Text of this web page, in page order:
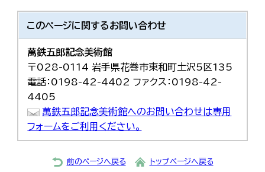
このページに関するお問い合わせ
萬鉄五郎記念美術館
〒028-0114 岩手県花巻市東和町土沢5区135
電話：0198-42-4402 ファクス：0198-42-
4405
萬鉄五郎記念美術館へのお問い合わせは専用
フォームをご利用ください。
前のページへ戻る トップページへ戻る